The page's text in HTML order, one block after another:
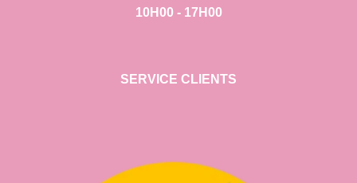
10H00 - 17H00
SERVICE CLIENTS